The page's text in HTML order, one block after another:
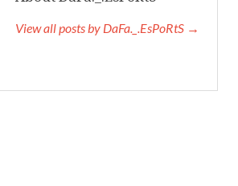
View all posts by DaFa._.EsPoRtS →